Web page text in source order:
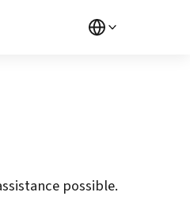
possible.